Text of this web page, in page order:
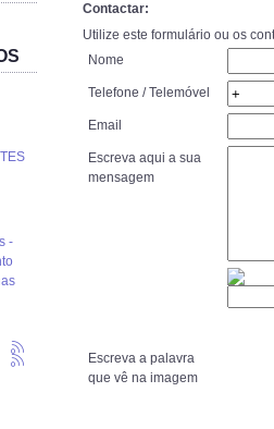
-
Contactar:
Utilize este formulário ou os
Nome
Telefone / Telemóvel
Email
Escreva aqui a sua
mensagem
Escreva a palavra
que vê na imagem